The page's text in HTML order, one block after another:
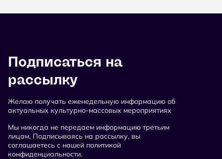
Подписаться на
рассылку
Желаю получать еженедельную информацию об
актуальных культурно-массовых мероприятиях
Мы никогда не передаем информацию третьим
лицам. Подписываясь на рассылку, вы
соглашаетесь с нашей политикой
конфиденциальности.